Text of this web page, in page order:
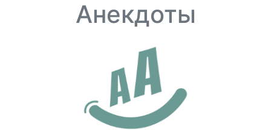
Анекдоты